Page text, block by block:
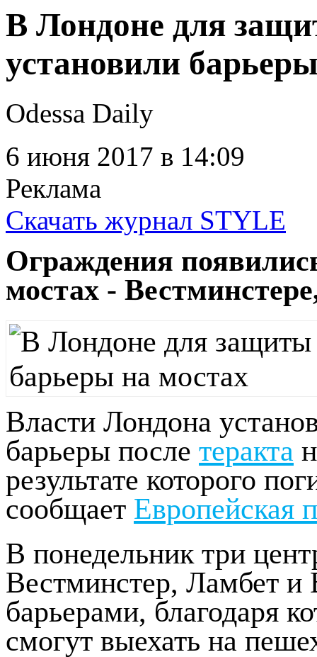
В Лондоне для
установили
Odessa Daily
6 июня 2017 в 14:09
Реклама
Скачать журнал STYLE
Ограждения
мостах -
Власти Лондона
барьеры после теракта
результате которого
сообщает Европейская
В понедельник три
Вестминстер, Ламбет и
барьерами, благодаря
смогут выехать на